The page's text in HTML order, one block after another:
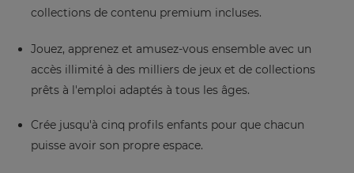
collections de contenu premium incluses.
Jouez, apprenez et amusez-vous ensemble avec un
accès illimité à des milliers de jeux et de collections
prêts à l'emploi adaptés à tous les âges.
Crée jusqu'à cinq profils enfants pour que chacun
puisse avoir son propre espace.